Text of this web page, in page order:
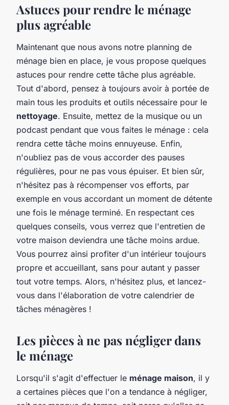
Astuces pour rendre le ménage
plus agréable
Maintenant que nous avons notre planning de
ménage bien en place, je vous propose quelques
astuces pour rendre cette tâche plus agréable.
Tout d'abord, pensez à toujours avoir à portée de
main tous les produits et outils nécessaire pour le
nettoyage. Ensuite, mettez de la musique ou un
podcast pendant que vous faites le ménage : cela
rendra cette tâche moins ennuyeuse. Enfin,
n'oubliez pas de vous accorder des pauses
régulières, pour ne pas vous épuiser. Et bien sûr,
n'hésitez pas à récompenser vos efforts, par
exemple en vous accordant un moment de détente
une fois le ménage terminé. En respectant ces
quelques conseils, vous verrez que l'entretien de
votre maison deviendra une tâche moins ardue.
Vous pourrez ainsi profiter d'un intérieur toujours
propre et accueillant, sans pour autant y passer
tout votre temps. Alors, n'hésitez plus, et lancez-
vous dans l'élaboration de votre calendrier de
tâches ménagères !
Les pièces à ne pas négliger dans
le ménage
Lorsqu'il s'agit d'effectuer le ménage maison, il y
a certaines pièces que l'on a tendance à négliger,